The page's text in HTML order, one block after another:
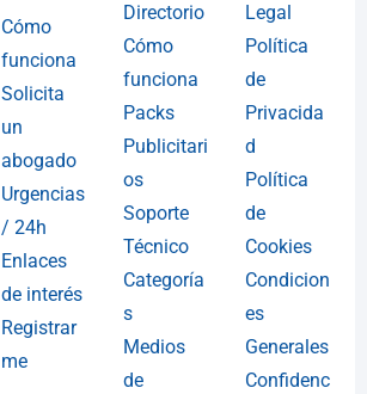
Cómo
funciona
Solicita
un
abogado
Urgencias
/ 24h
Enlaces
de interés
Registrar
me
Directorio
Cómo
funciona
Packs
Publicitari
os
Soporte
Técnico
Categoría
s
Medios
de
Legal
Política
de
Privacida
d
Política
de
Cookies
Condicion
es
Generales
Confidenc